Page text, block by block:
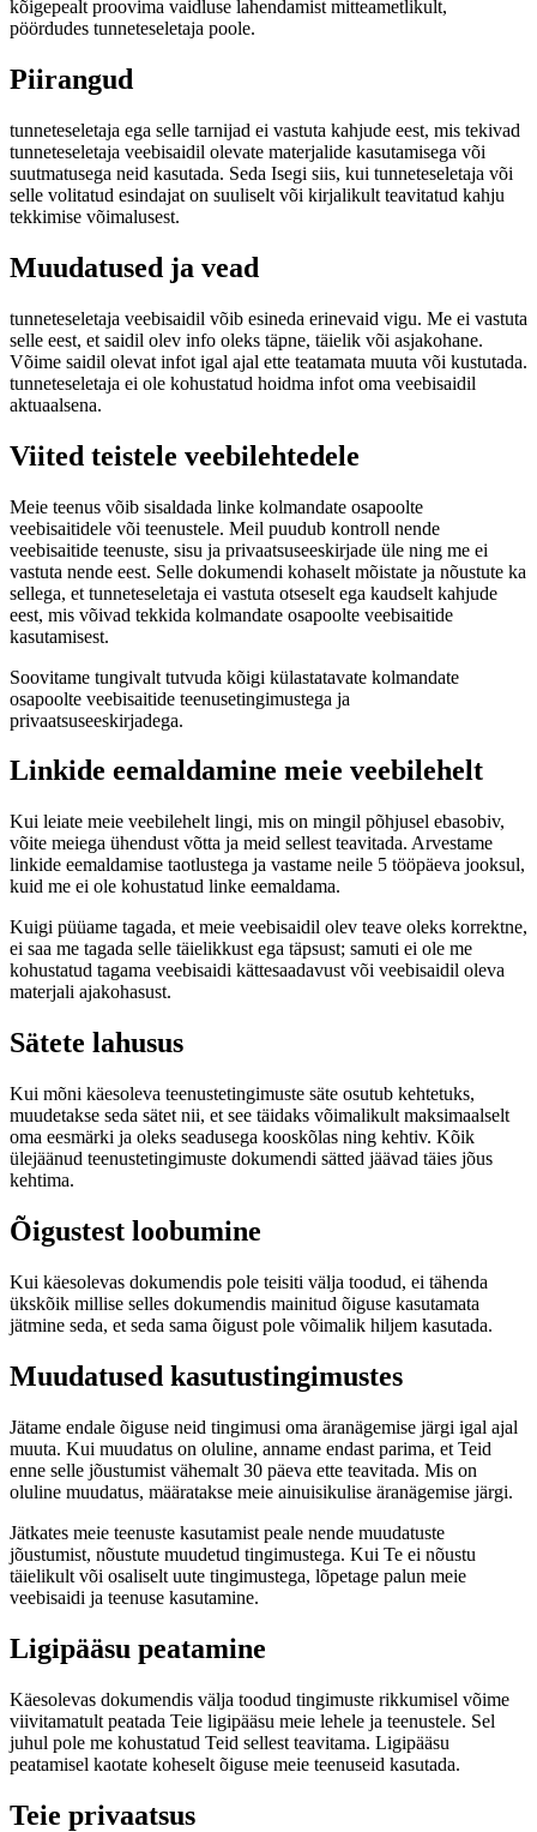
kõigepealt proovima vaidluse lahendamist mitteametlikult,
pöördudes tunneteseletaja poole.
Piirangud
tunneteseletaja ega selle tarnijad ei vastuta kahjude eest, mis tekivad
tunneteseletaja veebisaidil olevate materjalide kasutamisega või
suutmatusega neid kasutada. Seda Isegi siis, kui tunneteseletaja või
selle volitatud esindajat on suuliselt või kirjalikult teavitatud kahju
tekkimise võimalusest.
Muudatused ja vead
tunneteseletaja veebisaidil võib esineda erinevaid vigu. Me ei vastuta
selle eest, et saidil olev info oleks täpne, täielik või asjakohane.
Võime saidil olevat infot igal ajal ette teatamata muuta või kustutada.
tunneteseletaja ei ole kohustatud hoidma infot oma veebisaidil
aktuaalsena.
Viited teistele veebilehtedele
Meie teenus võib sisaldada linke kolmandate osapoolte
veebisaitidele või teenustele. Meil puudub kontroll nende
veebisaitide teenuste, sisu ja privaatsuseeskirjade üle ning me ei
vastuta nende eest. Selle dokumendi kohaselt mõistate ja nõustute ka
sellega, et tunneteseletaja ei vastuta otseselt ega kaudselt kahjude
eest, mis võivad tekkida kolmandate osapoolte veebisaitide
kasutamisest.
Soovitame tungivalt tutvuda kõigi külastatavate kolmandate
osapoolte veebisaitide teenusetingimustega ja
privaatsuseeskirjadega.
Linkide eemaldamine meie veebilehelt
Kui leiate meie veebilehelt lingi, mis on mingil põhjusel ebasobiv,
võite meiega ühendust võtta ja meid sellest teavitada. Arvestame
linkide eemaldamise taotlustega ja vastame neile 5 tööpäeva jooksul,
kuid me ei ole kohustatud linke eemaldama.
Kuigi püüame tagada, et meie veebisaidil olev teave oleks korrektne,
ei saa me tagada selle täielikkust ega täpsust; samuti ei ole me
kohustatud tagama veebisaidi kättesaadavust või veebisaidil oleva
materjali ajakohasust.
Sätete lahusus
Kui mõni käesoleva teenustetingimuste säte osutub kehtetuks,
muudetakse seda sätet nii, et see täidaks võimalikult maksimaalselt
oma eesmärki ja oleks seadusega kooskõlas ning kehtiv. Kõik
ülejäänud teenustetingimuste dokumendi sätted jäävad täies jõus
kehtima.
Õigustest loobumine
Kui käesolevas dokumendis pole teisiti välja toodud, ei tähenda
ükskõik millise selles dokumendis mainitud õiguse kasutamata
jätmine seda, et seda sama õigust pole võimalik hiljem kasutada.
Muudatused kasutustingimustes
Jätame endale õiguse neid tingimusi oma äranägemise järgi igal ajal
muuta. Kui muudatus on oluline, anname endast parima, et Teid
enne selle jõustumist vähemalt 30 päeva ette teavitada. Mis on
oluline muudatus, määratakse meie ainuisikulise äranägemise järgi.
Jätkates meie teenuste kasutamist peale nende muudatuste
jõustumist, nõustute muudetud tingimustega. Kui Te ei nõustu
täielikult või osaliselt uute tingimustega, lõpetage palun meie
veebisaidi ja teenuse kasutamine.
Ligipääsu peatamine
Käesolevas dokumendis välja toodud tingimuste rikkumisel võime
viivitamatult peatada Teie ligipääsu meie lehele ja teenustele. Sel
juhul pole me kohustatud Teid sellest teavitama. Ligipääsu
peatamisel kaotate koheselt õiguse meie teenuseid kasutada.
Teie privaatsus